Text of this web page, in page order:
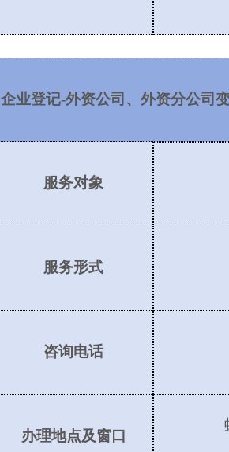
企业登记-外资公司、外资分公司
服务对象
服务形式
咨询电话
办理地点及窗口